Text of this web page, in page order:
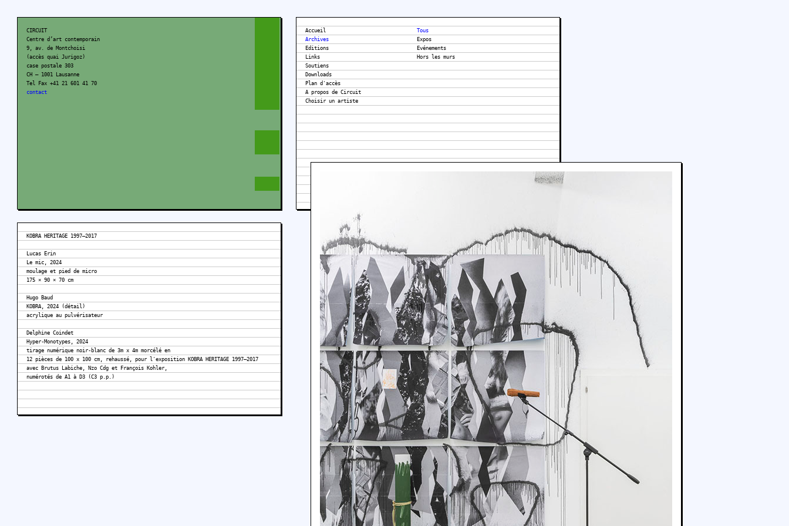
CIRCUIT
Centre d’art contemporain
9, av. de Montchoisi
(accès quai Jurigoz)
case postale 303
CH – 1001 Lausanne
Tel Fax +41 21 601 41 70
contact
Accueil
Archives
Editions
Links
Soutiens
Downloads
Plan d'accès
A propos de Circuit
Tous
Expos
Evénements
Hors les murs
KOBRA HERITAGE 1997–2017
Lucas Erin
Le mic, 2024
moulage et pied de micro
175 × 90 × 70 cm
Hugo Baud
KOBRA, 2024 (détail)
acrylique au pulvérisateur
Delphine Coindet
Hyper-Monotypes, 2024
tirage numérique noir-blanc de 3m x 4m morcélé en
12 pièces de 100 x 100 cm, rehaussé, pour l'exposition KOBRA HERITAGE 1997–2017
avec Brutus Labiche, Nzo Cdg et François Kohler,
numérotés de A1 à D3 (C3 p.p.)